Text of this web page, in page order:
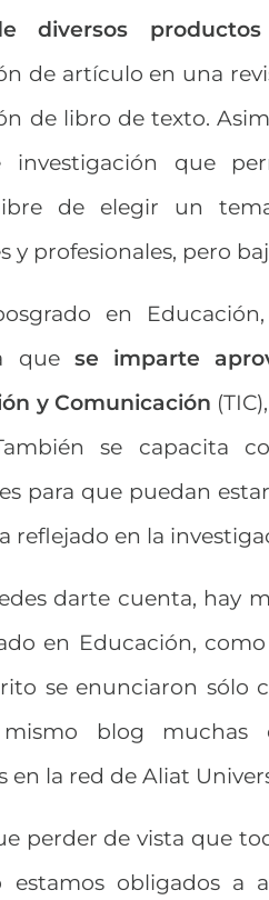
diversos
de artículo en una
de libro de texto.
investigación que
de elegir un
y profesionales, pero
en
que se imparte
y Comunicación
se capacita
para que puedan
reflejado en la
darte cuenta, hay
en Educación,
se enunciaron sólo
blog muchas
en la red de Aliat
perder de vista que
estamos obligados a